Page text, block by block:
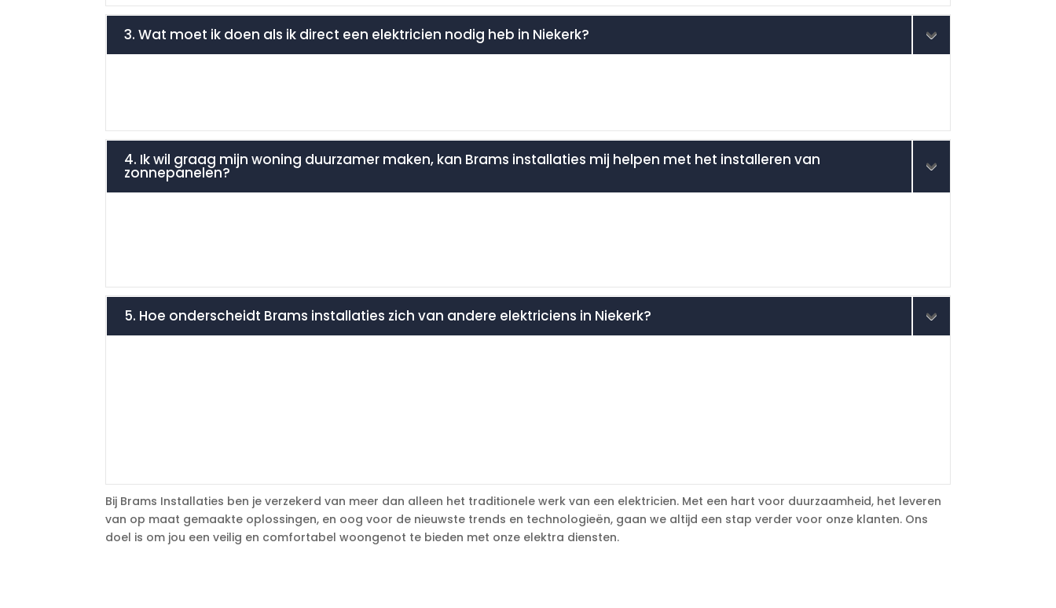
3. Wat moet ik doen als ik direct een elektricien nodig heb in Niekerk?
4. Ik wil graag mijn woning duurzamer maken, kan Brams installaties mij helpen met het installeren van
zonnepanelen?
5. Hoe onderscheidt Brams installaties zich van andere elektriciens in Niekerk?
Bij Brams Installaties ben je verzekerd van meer dan alleen het traditionele werk van een elektricien. Met een hart voor duurzaamheid, het leveren
van op maat gemaakte oplossingen, en oog voor de nieuwste trends en technologieën, gaan we altijd een stap verder voor onze klanten. Ons
doel is om jou een veilig en comfortabel woongenot te bieden met onze elektra diensten.